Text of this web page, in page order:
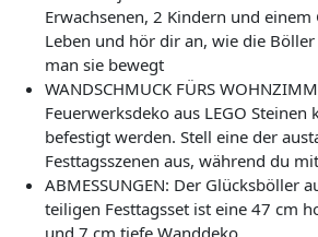
Erwachsenen, 2 Kindern und
Leben und hör dir an, wie die Böller
man sie bewegt
WANDSCHMUCK FÜRS
Feuerwerksdeko aus LEGO Steinen
befestigt werden. Stell eine der
Festtagsszenen aus, während du
ABMESSUNGEN: Der Glücksböller
teiligen Festtagsset ist eine 47 cm